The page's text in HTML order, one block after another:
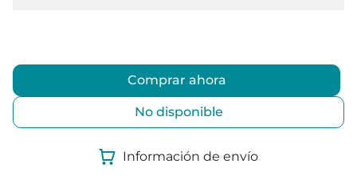
Comprar ahora
No disponible
Información de envío